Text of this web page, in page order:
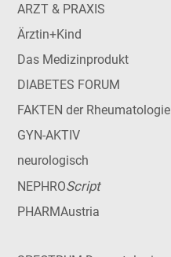
ARZT & PRAXIS
Ärztin+Kind
Das Medizinprodukt
DIABETES FORUM
FAKTEN der Rheumatologie
GYN-AKTIV
neurologisch
NEPHROScript
PHARMAustria